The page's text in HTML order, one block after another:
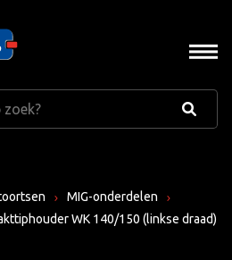
MIG-onderdelen
WK 140/150 (linkse draad)